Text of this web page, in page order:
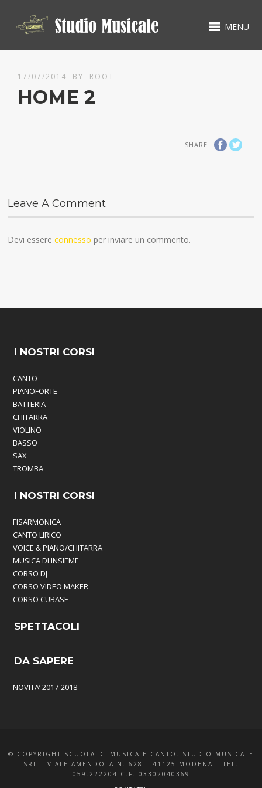
MENU
17/07/2014 BY ROOT
HOME 2
SHARE
Leave A Comment
Devi essereconnesso per inviare un commento.
I NOSTRI CORSI
CANTO
PIANOFORTE
BATTERIA
CHITARRA
VIOLINO
BASSO
SAX
TROMBA
I NOSTRI CORSI
FISARMONICA
CANTO LIRICO
VOICE & PIANO/CHITARRA
MUSICA DI INSIEME
CORSO DJ
CORSO VIDEO MAKER
CORSO CUBASE
SPETTACOLI
DA SAPERE
NOVITA’ 2017-2018
© COPYRIGHT SCUOLA DI MUSICA E CANTO. STUDIO MUSICALE
SRL – VIALE AMENDOLA N. 628 – 41125 MODENA – TEL.
059.222204 C.F. 03302040369